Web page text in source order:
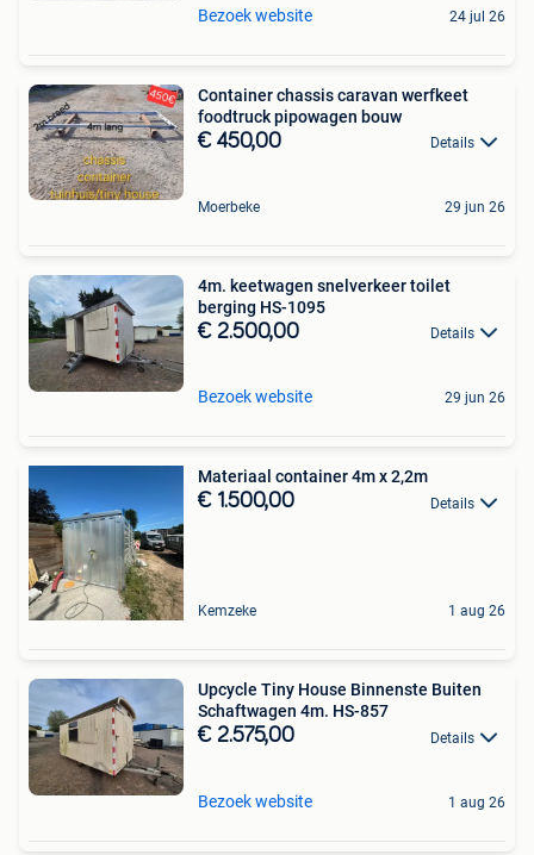
Bezoek website 24 jul 26
Container chassis caravan werfkeet
foodtruck pipowagen bouw
€ 450,00 Details
Moerbeke 29 jun 26
4m. keetwagen snelverkeer toilet
berging HS-1095
€ 2.500,00 Details
Bezoek website 29 jun 26
Materiaal container 4m x 2,2m
€ 1.500,00 Details
Kemzeke 1 aug 26
Upcycle Tiny House Binnenste Buiten
Schaftwagen 4m. HS-857
€ 2.575,00 Details
Bezoek website 1 aug 26